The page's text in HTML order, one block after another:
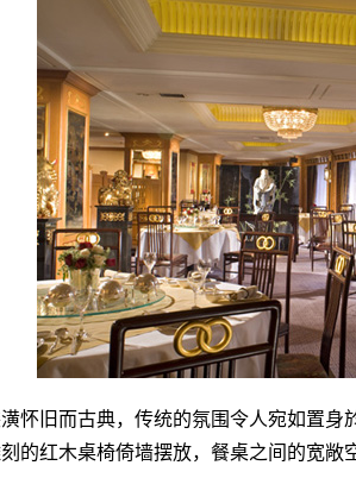
怀旧而古典，传统的氛围令人宛如置
的红木桌椅倚墙摆放，餐桌之间的宽敞